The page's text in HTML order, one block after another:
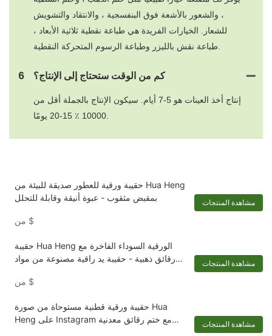
، والشعور بالأشعة فوق البنفسجية ، والانتقاد والتشويش
للشعار. الخيارات الفريدة هي طباعة نقطية ثلاثية الأبعاد ،
6 كم من الوقت ستحتاج إلى الإنتاج؟
إنتاج أخذ العينات هو 5-7 أيام. سيكون الإنتاج بالجملة أقل من
حقيبة ورقية للعطور صديقة للبيئة من Hua Heng
بمقبض مثقوب - عبوة أنيقة وقابلة للتحلل
$
مشاهدة المنتجات
حقيبة Hua Heng الورقية السوداء الفاخرة مع
رقائق ذهبية - حقيبة يد راقية مصنوعة من مواد
$
مشاهدة المنتجات
حقيبة ورقية قطنية مستوحاة من صورة Hua
Heng على Instagram مع ختم رقائق معدنية
مشاهدة المنتجات